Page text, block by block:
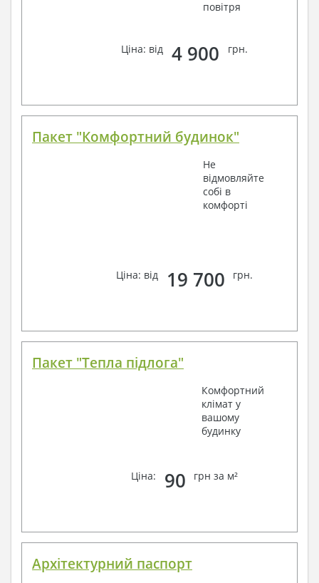
повітря
Ціна: від 4 900 грн.
Пакет "Комфортний будинок"
Не
відмовляйте
собі в
комфорті
Ціна: від 19 700 грн.
Пакет "Тепла підлога"
Комфортний
клімат у
вашому
будинку
Ціна: 90 грн за м²
Архітектурний паспорт